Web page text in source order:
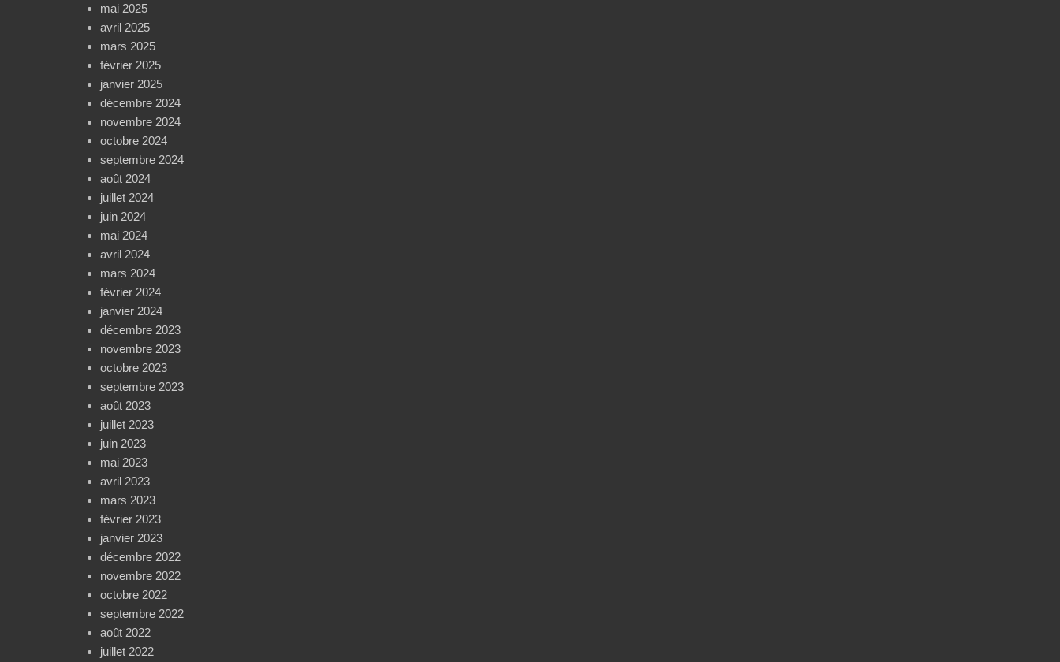
mai 2025
avril 2025
mars 2025
février 2025
janvier 2025
décembre 2024
novembre 2024
octobre 2024
septembre 2024
août 2024
juillet 2024
juin 2024
mai 2024
avril 2024
mars 2024
février 2024
janvier 2024
décembre 2023
novembre 2023
octobre 2023
septembre 2023
août 2023
juillet 2023
juin 2023
mai 2023
avril 2023
mars 2023
février 2023
janvier 2023
décembre 2022
novembre 2022
octobre 2022
septembre 2022
août 2022
juillet 2022